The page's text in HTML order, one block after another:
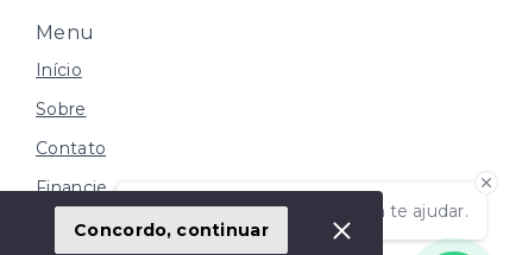
Olá! Estamos disponíveis para te ajudar.
Menu
Início
Sobre
Contato
Financie
Negocie seu Imóvel
Concordo, continuar